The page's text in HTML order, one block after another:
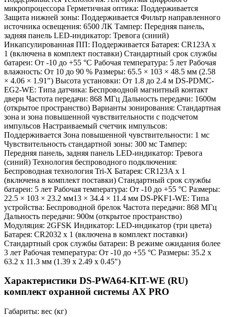
микропроцессора Герметичная оптика: Поддерживается
Защита нижней зоны: Поддерживается Фильтр направленного
источника освещения: 6500 ЛК Тампер: Передняя панель,
задняя панель LED-индикатор: Тревога (синий)
Инкапсулированная ПП: Поддерживается Батарея: CR123A x
1 (включена в комплект поставки) Стандартный срок службы
батареи: От -10 до +55 °C Рабочая температура: 5 лет Рабочая
влажность: От 10 до 90 % Размеры: 65.5 × 103 × 48.5 мм (2.58
× 4.06 × 1.91″) Высота установки: От 1.8 до 2.4 м DS-PDMC-
EG2-WE: Типа датчика: Беспроводной магнитный контакт
двери Частота передачи: 868 МГц Дальность передачи: 1600м
(открытое пространство) Варианты зонирования: Стандартная
зона и зона повышенной чувствительности с подсчетом
импульсов Настраиваемый счетчик импульсов:
Поддерживается Зона повышенной чувствительности: 1 мс
Чувствительность стандартной зоны: 300 мс Тампер:
Передняя панель, задняя панель LED-индикатор: Тревога
(синий) Технология беспроводного подключения:
Беспроводная технология Tri-X Батарея: CR123A x 1
(включена в комплект поставки) Стандартный срок службы
батареи: 5 лет Рабочая температура: От -10 до +55 °C Размеры:
22.5 × 103 × 23.2 мм13 × 34.4 × 11.4 мм DS-PKF1-WE: Типа
устройства: Беспроводной брелок Частота передачи: 868 МГц
Дальность передачи: 900м (открытое пространство)
Модуляция: 2GFSK Индикатор: LED-индикатор (три цвета)
Батарея: CR2032 x 1 (включена в комплект поставки)
Стандартный срок службы батареи: В режиме ожидания более
3 лет Рабочая температура: От -10 до +55 °C Размеры: 35.2 x
63.2 x 11.3 мм (1.39 x 2.49 x 0.45″)
Характеристики DS-PWA64-KIT-WE (RU)
комплект охранной системы AX PRO
Габариты: вес (кг)